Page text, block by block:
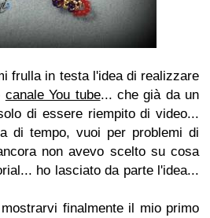
frulla in testa l'idea di realizzare
canale You tube... che già da un
di essere riempito di video...
di tempo, vuoi per problemi di
non avevo scelto su cosa
ho lasciato da parte l'idea...
finalmente il mio primo